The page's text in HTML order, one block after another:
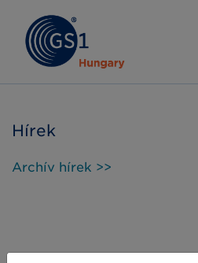
Hírek
Archív hírek >>